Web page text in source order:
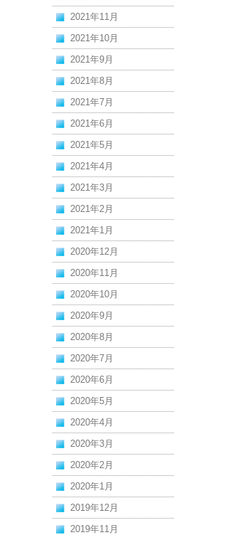
2021年11月
2021年10月
2021年9月
2021年8月
2021年7月
2021年6月
2021年5月
2021年4月
2021年3月
2021年2月
2021年1月
2020年12月
2020年11月
2020年10月
2020年9月
2020年8月
2020年7月
2020年6月
2020年5月
2020年4月
2020年3月
2020年2月
2020年1月
2019年12月
2019年11月